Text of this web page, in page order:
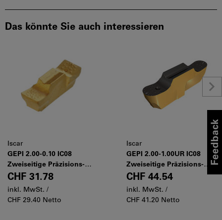
Das könnte Sie auch interessieren
Iscar
GEPI 2.00-0.10 IC08
Zweiseitige Präzisions-
Schneideinsätze zum
Innen- und Außen-
Einstechen
CHF 31.78
inkl. MwSt. /
CHF 29.40 Netto
Iscar
GEPI 2.00-1.00UR IC08
Zweiseitige Präzisions-
Schneideinsätze zum
Innen-Freistechen
CHF 44.54
inkl. MwSt. /
CHF 41.20 Netto